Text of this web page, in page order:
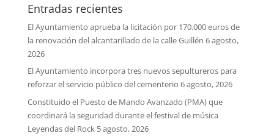
Entradas recientes
El Ayuntamiento aprueba la licitación por 170.000 euros de
la renovación del alcantarillado de la calle Guillén 6 agosto,
2026
El Ayuntamiento incorpora tres nuevos sepultureros para
reforzar el servicio público del cementerio 6 agosto, 2026
Constituido el Puesto de Mando Avanzado (PMA) que
coordinará la seguridad durante el festival de música
Leyendas del Rock 5 agosto, 2026